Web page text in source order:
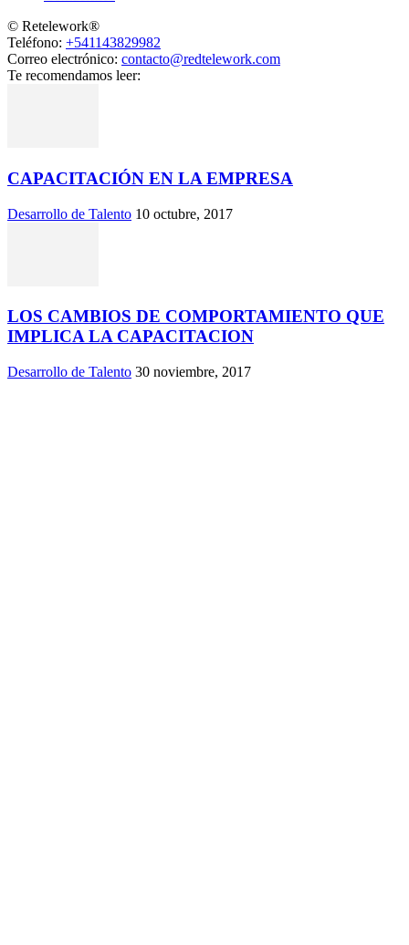
© Retelework®
Teléfono: +541143829982
Correo electrónico: contacto@redtelework.com
Te recomendamos leer:
CAPACITACIÓN EN LA EMPRESA
Desarrollo de Talento 10 octubre, 2017
LOS CAMBIOS DE COMPORTAMIENTO QUE
IMPLICA LA CAPACITACION
Desarrollo de Talento 30 noviembre, 2017